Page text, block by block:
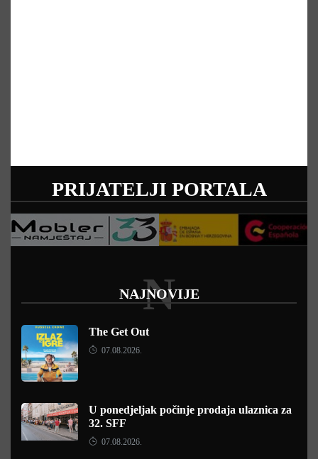
PRIJATELJI PORTALA
NAJNOVIJE
N
The Get Out
07.08.2026.
U ponedjeljak počinje prodaja ulaznica za
32. SFF
07.08.2026.